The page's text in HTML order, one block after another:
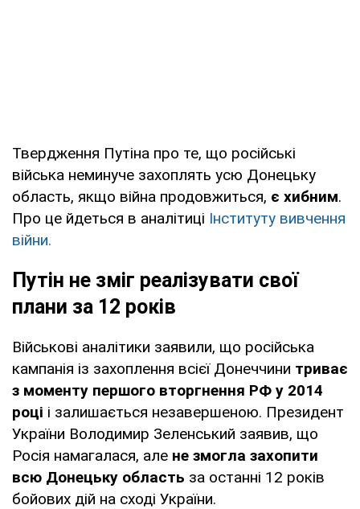
Твердження Путіна про те, що російські
війська неминуче захоплять усю Донецьку
область, якщо війна продовжиться, є хибним.
Про це йдеться в аналітиці Інституту вивчення
війни.
Путін не зміг реалізувати свої
плани за 12 років
Військові аналітики заявили, що російська
кампанія із захоплення всієї Донеччини триває
з моменту першого вторгнення РФ у 2014
році і залишається незавершеною. Президент
України Володимир Зеленський заявив, що
Росія намагалася, але не змогла захопити
всю Донецьку область за останні 12 років
бойових дій на сході України.